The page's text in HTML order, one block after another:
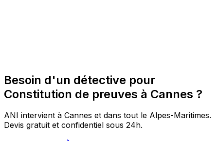
Besoin d'un détective pour
Constitution de preuves à Cannes ?
ANI intervient à Cannes et dans tout le Alpes-Maritimes.
Devis gratuit et confidentiel sous 24h.